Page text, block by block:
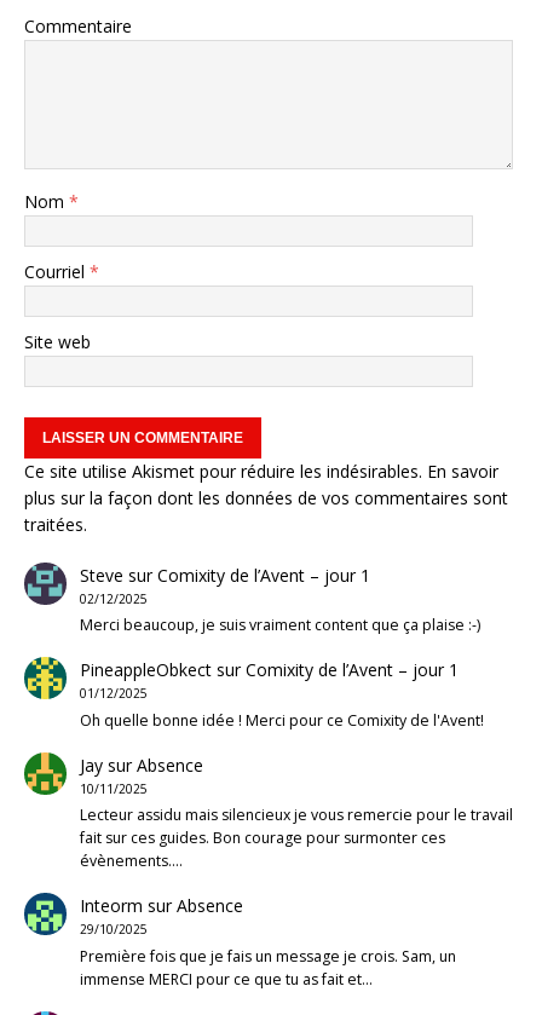
Commentaire
Nom *
Courriel *
Site web
Ce site utilise Akismet pour réduire les indésirables. En savoir
plus sur la façon dont les données de vos commentaires sont
traitées.
Steve surComixity de l’Avent – jour 1
02/12/2025
Merci beaucoup, je suis vraiment content que ça plaise :-)
PineappleObkectsurComixity de l’Avent – jour 1
01/12/2025
Oh quelle bonne idée ! Merci pour ce Comixity de l'Avent!
JaysurAbsence
10/11/2025
Lecteur assidu mais silencieux je vous remercie pour le travail
fait sur ces guides. Bon courage pour surmonter ces
évènements.…
Inteorm surAbsence
29/10/2025
Première fois que je fais un message je crois. Sam, un
immense MERCI pour ce que tu as fait et…